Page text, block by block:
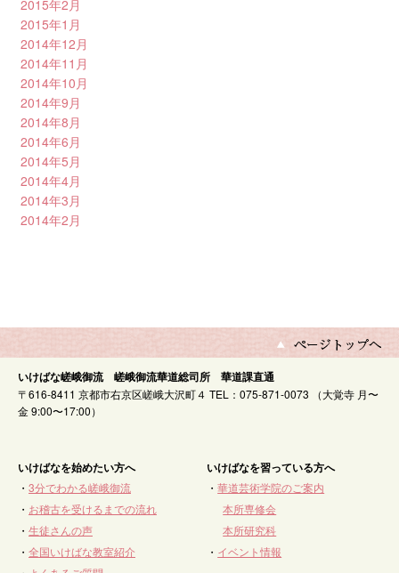
2015年2月
2015年1月
2014年12月
2014年11月
2014年10月
2014年9月
2014年8月
2014年6月
2014年5月
2014年4月
2014年3月
2014年2月
いけばな嵯峨御流 嵯峨御流華道総司所 華道課直通
〒616-8411 京都市右京区嵯峨大沢町４ TEL：075-871-0073 （大覚寺 月〜
金 9:00〜17:00）
いけばなを始めたい方へ
・ 3分でわかる嵯峨御流
・ お稽古を受けるまでの流れ
・ 生徒さんの声
・ 全国いけばな教室紹介
いけばなを習っている方へ
・華道芸術学院のご案内
本所専修会
本所研究科
・ イベント情報